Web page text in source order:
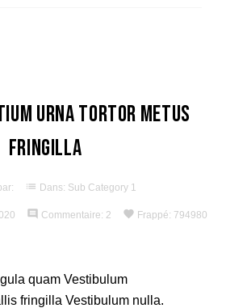
urna tortor metus
fringilla
list Dans: Sub Category 1
comment Commentaire: 2 favorite Frappé: 794980
quam Vestibulum
fringilla Vestibulum nulla.